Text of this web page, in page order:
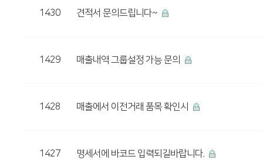
1430 견적서 문의드립니다~
1429 매출내역 그룹설정 가능 문의
1428 매출에서 이전거래 품목 확인시
1427 명세서에 바코드 입력되길바랍니다.